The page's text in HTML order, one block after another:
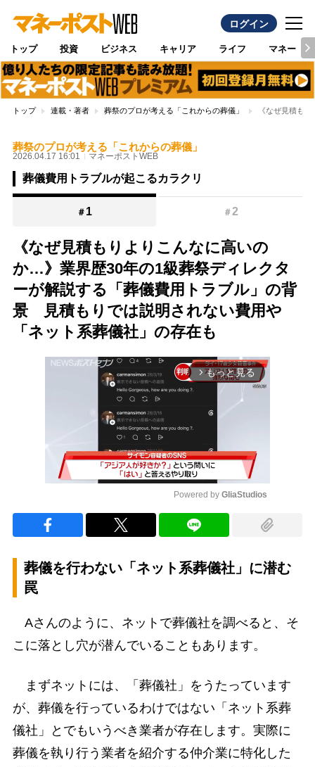
ログイン
トップ 投資 ビジネス キャリア ライフ マネー
トップ 連載・著者 葬祭のプロが考える「これからの葬儀」 《なぜ見積も
葬祭のプロが考える「これからの葬儀」
2026.04.17 16:01 マネーポストWEB
葬儀費用トラブルが起こるカラクリ
＃ 1 ＃2
《なぜ見積もりよりこんなに高いの
か…》業界歴30年の1級葬祭ディレクタ
ーが解説する「葬儀費用トラブル」の背
景 見積もりでは説明されない費用や
「ネット系葬儀社」の存在も
arrow_forward_ios もっと見る
Powered by GliaStudios
葬儀を行わない「ネット系葬儀社」に潜む
罠
Aさんのように、ネットで葬儀社を調べると、そ
こに落とし穴が潜んでいることもあります。
まずネットには、「葬儀社」をうたっています
が、葬儀を行っているわけではない「ネット系葬
儀社」とでもいうべき業者が存在します。実際に
葬儀を執り行う業者を紹介する仲介業に特化した